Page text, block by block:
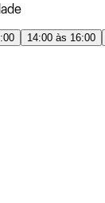
14:00 às 16:00